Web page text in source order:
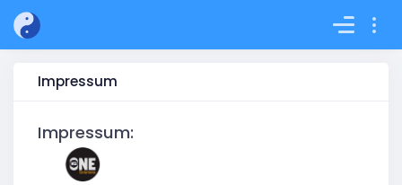
Impressum
Impressum: